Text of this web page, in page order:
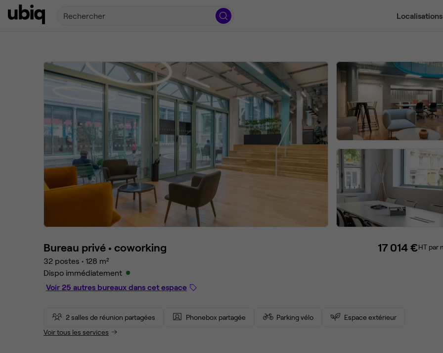
Rechercher Localisations
Bureau privé • coworking
32 postes • 128 m²
Dispo immédiatement
Voir 25 autres bureaux dans cet espace
17 014 €HT par
2 salles de réunion partagées Phonebox partagée Parking vélo
Espace extérieur
Voir tous les services